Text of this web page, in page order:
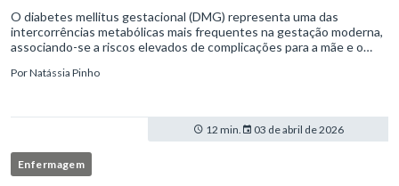
O diabetes mellitus gestacional (DMG) representa uma das
intercorrências metabólicas mais frequentes na gestação moderna,
associando-se a riscos elevados de complicações para a mãe e o
enferm
PorNatássia Pinho
12 min. 03 de abril de 2026
Enfermagem